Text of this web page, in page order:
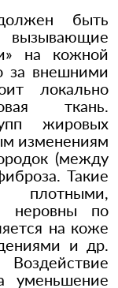
быть
на кожной
за внешними
локально
ткань.
жировых
изменениям
(между
Такие
неровны по
на коже
и др.
уменьшение